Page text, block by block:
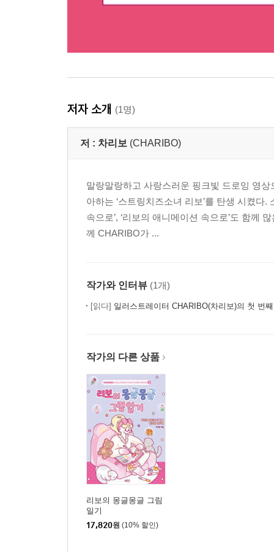
저자 소개 (1명)
저 : 차리보 (CHARIBO)
말랑말랑하고 사랑스러운 핑크빛 드로잉 영
아하는 ‘스트링치즈소녀 리보’를 탄생 시켰다
속으로’, ‘리보의 애니메이션 속으로’도 함께
께 CHARIBO가 ...
작가와 인터뷰 (1개)
[읽다] 일러스트레이터 CHARIBO(차리보)의 첫 번
작가의 다른 상품
리보의 몽글몽글 그림
일기
17,820원 (10% 할인)